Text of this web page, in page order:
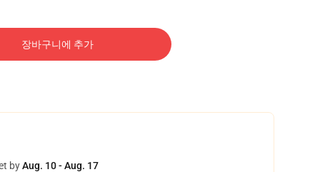
장바구니에 추가
byAug. 10 - Aug. 17